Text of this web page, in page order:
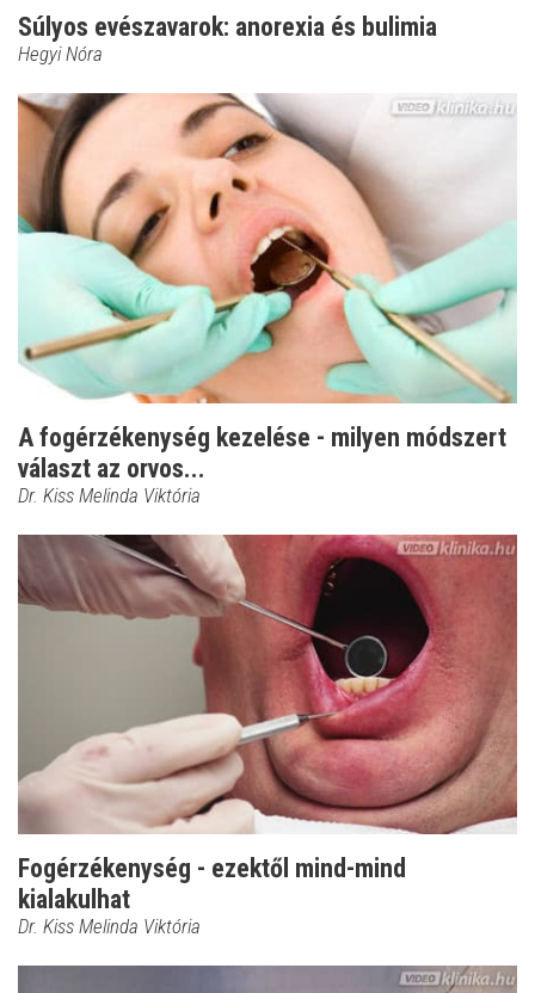
Súlyos evészavarok: anorexia és bulimia
Hegyi Nóra
A fogérzékenység kezelése - milyen módszert
választ az orvos...
Dr. Kiss Melinda Viktória
Fogérzékenység - ezektől mind-mind
kialakulhat
Dr. Kiss Melinda Viktória